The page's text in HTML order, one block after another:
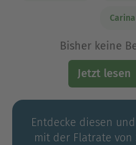
Bisher keine
Jetzt lesen
Entdecke diesen
mit der Flatrate von